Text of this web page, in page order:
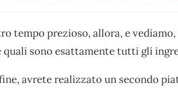
tempo prezioso, allora, e
quali sono esattamente tutti gli
avrete realizzato un secondo